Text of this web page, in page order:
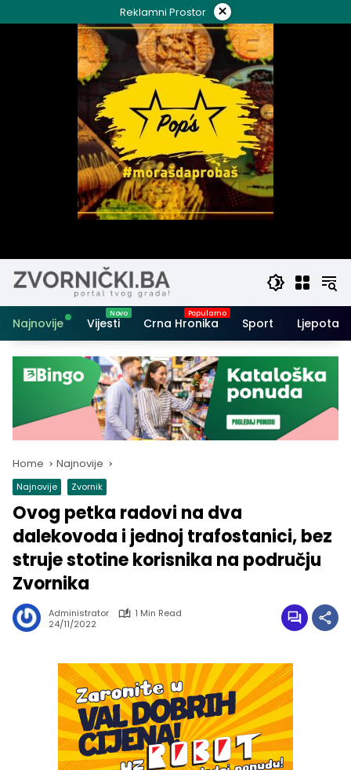
to
Reklamni Prostor ×
Najnovije Vijesti Crna Hronika Sport Ljepota i
Home Najnovije
Najnovije Zvornik
Ovog petka radovi na dva
dalekovoda i jednoj trafostanici, bez
struje stotine korisnika na području
Zvornika
Administrator
1 Min Read
24/11/2022